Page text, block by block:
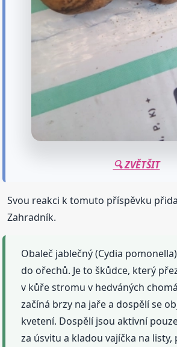
🔍 ZVĚTŠIT
Svou reakci k tomuto příspěvku
Zahradník.
Obaleč jablečný (Cydia
do ořechů. Je to škůdce, který
v kůře stromu v hedváných
začíná brzy na jaře a dospělí se
kvetení. Dospělí jsou aktivní
za úsvitu a kladou vajíčka na listy,